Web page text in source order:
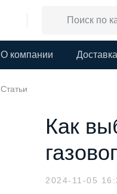
О компании Доставка
Статьи
Как
2024-11-05